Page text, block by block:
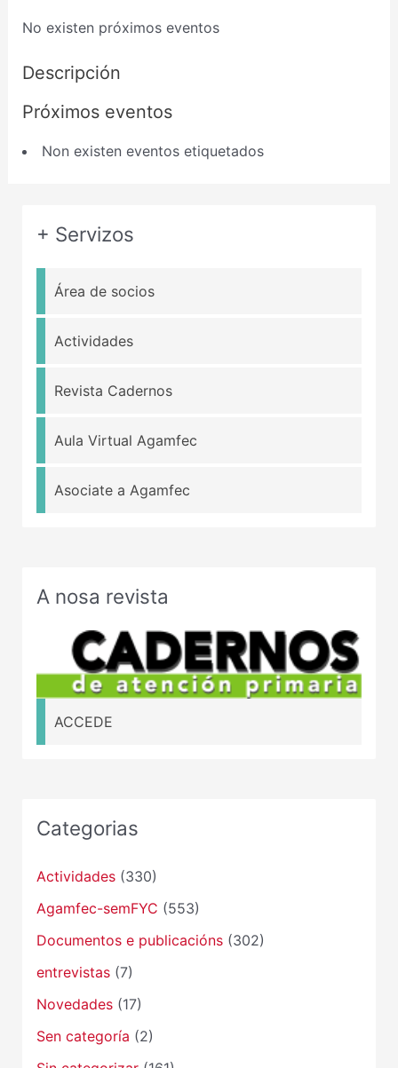
No existen próximos eventos
Descripción
Próximos eventos
Non existen eventos etiquetados
+ Servizos
Área de socios
Actividades
Revista Cadernos
Aula Virtual Agamfec
Asociate a Agamfec
A nosa revista
ACCEDE
Categorias
Actividades(330)
Agamfec-semFYC (553)
Documentos e publicacións(302)
entrevistas(7)
Novedades(17)
Sen categoría (2)